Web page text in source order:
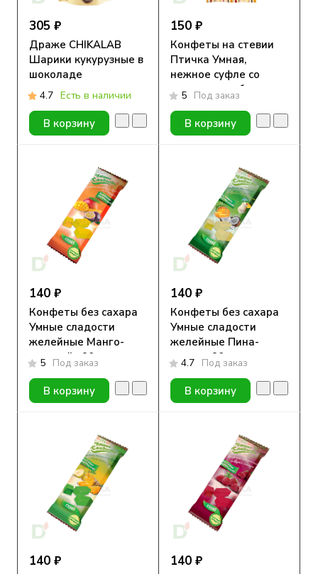
305 ₽
Драже CHIKALAB
Шарики кукурузные в
шоколаде
4.7 Есть в наличии
В корзину
150 ₽
Конфеты на стевии
Птичка Умная,
нежное суфле со
вкусом крем-брюле
80гр
5 Под заказ
В корзину
140 ₽
Конфеты без сахара
Умные сладости
желейные Манго-
маракуйя 90гр.
5 Под заказ
В корзину
140 ₽
Конфеты без сахара
Умные сладости
желейные Пина-
колада 90гр.
4.7 Под заказ
В корзину
140 ₽ 140 ₽